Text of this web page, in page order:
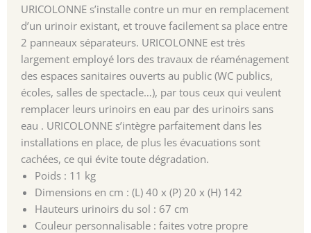
URICOLONNE s’installe contre un mur en remplacement
d’un urinoir existant, et trouve facilement sa place entre
2 panneaux séparateurs. URICOLONNE est très
largement employé lors des travaux de réaménagement
des espaces sanitaires ouverts au public (WC publics,
écoles, salles de spectacle…), par tous ceux qui veulent
remplacer leurs urinoirs en eau par des urinoirs sans
eau . URICOLONNE s’intègre parfaitement dans les
installations en place, de plus les évacuations sont
cachées, ce qui évite toute dégradation.
Poids : 11 kg
Dimensions en cm : (L) 40 x (P) 20 x (H) 142
Hauteurs urinoirs du sol : 67 cm
Couleur personnalisable : faites votre propre